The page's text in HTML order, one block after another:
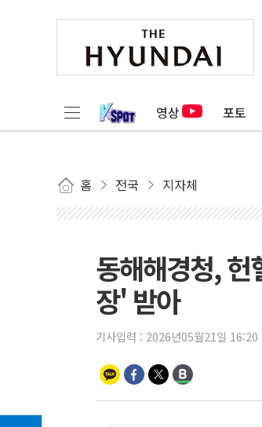
영상 포토
홈 전국 지자체
동해해경청,
장' 받아
기사입력 : 2026년05월21일 16:20